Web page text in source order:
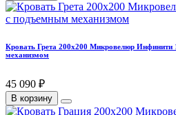
Кровать Грета 200х200 Микровелюр
механизмом
45 090 ₽
В корзину